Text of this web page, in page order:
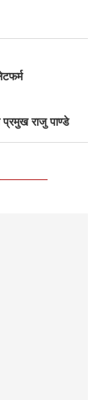
प्रमुख राजु पाण्डे